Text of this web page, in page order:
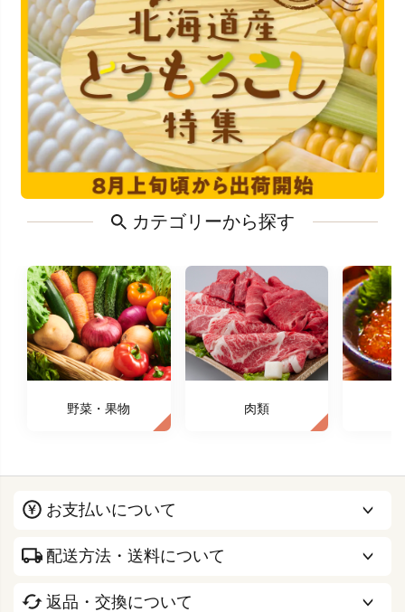
カテゴリーから探す
野菜・果物 肉類
お支払いについて
配送方法・送料について
返品・交換について